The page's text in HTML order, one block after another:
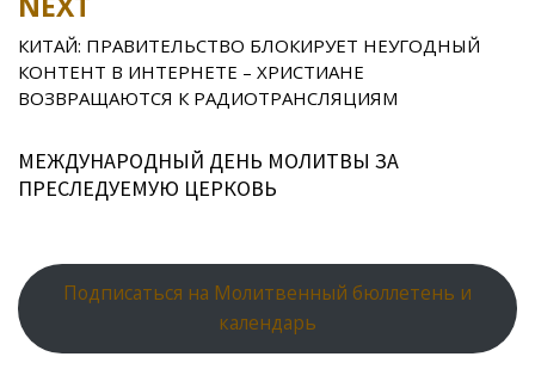
ki
КИТАЙ: ПРАВИТЕЛЬСТВО БЛОКИРУЕТ НЕУГОДНЫЙ
КОНТЕНТ В ИНТЕРНЕТЕ – ХРИСТИАНЕ
ВОЗВРАЩАЮТСЯ К РАДИОТРАНСЛЯЦИЯМ
МЕЖДУНАРОДНЫЙ ДЕНЬ МОЛИТВЫ ЗА
ПРЕСЛЕДУЕМУЮ ЦЕРКОВЬ
Подписаться на Молитвенный бюллетень и
календарь